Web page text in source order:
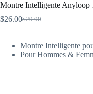
Montre Intelligente Anyloop
$29.00
Le
initial
était :
$29.00.
$26.00Le
actuel
est :
$26.00.
Montre Intelligente
Pour Hommes &